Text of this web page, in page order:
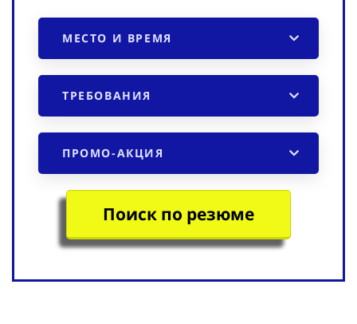
МЕСТО И ВРЕМЯ
ТРЕБОВАНИЯ
ПРОМО-АКЦИЯ
Поиск по резюме